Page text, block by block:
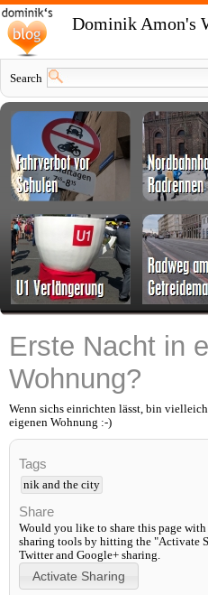
Dominik Amon's
Search
Erste Nacht in
Wohnung?
Wenn sichs einrichten lässt, bin
eigenen Wohnung :-)
Tags
nik and the city
Share
Would you like to share this page
sharing tools by hitting the "Activate
Twitter and Google+ sharing.